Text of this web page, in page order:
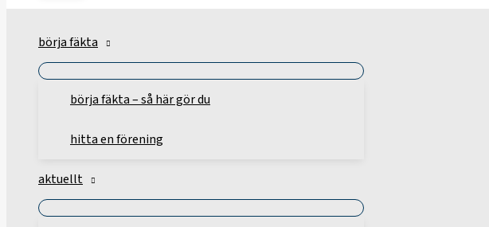
börja fäkta
börja fäkta – så här gör du
hitta en förening
aktuellt